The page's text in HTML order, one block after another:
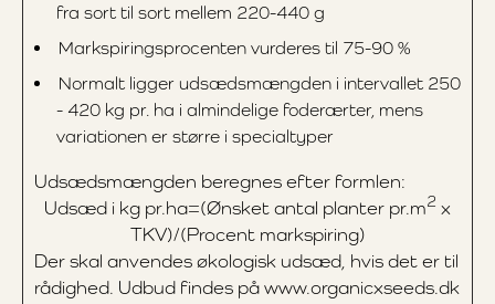
fra sort til sort mellem 220-440 g
Markspiringsprocenten vurderes til 75-90 %
Normalt ligger udsædsmængden i intervallet 250
- 420 kg pr. ha i almindelige foderærter, mens
variationen er større i specialtyper
Udsædsmængden beregnes efter formlen:
Udsæd i kg pr.ha=(Ønsket antal planter pr.m2 x
TKV)/(Procent markspiring)
Der skal anvendes økologisk udsæd, hvis det er til
rådighed. Udbud findes på www.organicxseeds.dk